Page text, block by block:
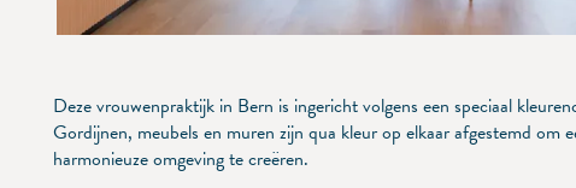
Deze vrouwenpraktijk in Bern is ingericht volgens een speciaal
Gordijnen, meubels en muren zijn qua kleur op elkaar afgestemd om
harmonieuze omgeving te creëren.